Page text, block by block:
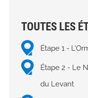
TOUTES LES
Étape 1 -
Étape 2 - Le
du Levant